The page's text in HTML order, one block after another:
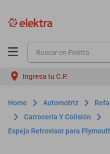
Buscar en Elektra...
Ingresa tu C.P.
Automotriz
Carrocería Y Colisión
Espejo Retrovisor para
motos
moto
celulares
iphones